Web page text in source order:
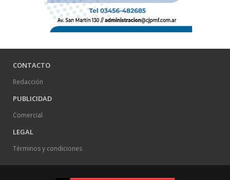
CONTACTO
Redacción
PUBLICIDAD
Comercial
LEGAL
Términos y condiciones